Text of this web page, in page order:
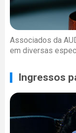
Associados da
em diversas
Ingressos